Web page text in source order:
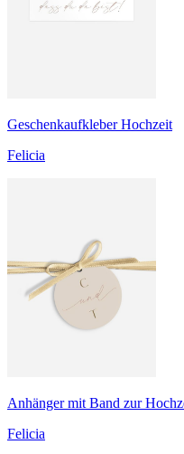
Geschenkaufkleber Hochzeit
Felicia
Anhänger mit Band zur
Felicia